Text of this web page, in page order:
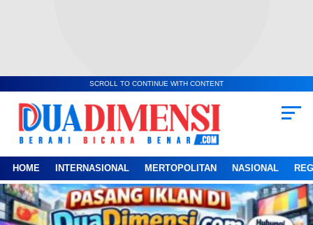
SCROLL TO CONTINUE WITH CONTENT
HOME INTERNASIONAL MERTOPOLITAN NASIONAL